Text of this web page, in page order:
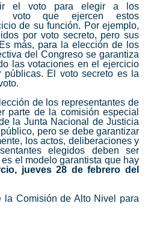
el voto para elegir a los
voto que ejercen estos
de su función. Por ejemplo,
por voto secreto, pero sus
más, para la elección de los
del Congreso se garantiza
las votaciones en el ejercicio
públicas. El voto secreto es la
de los representantes de
parte de la comisión especial
la Junta Nacional de Justicia
pero se debe garantizar
los actos, deliberaciones y
elegidos deben ser
el modelo garantista que hay
jueves 28 de febrero del
la Comisión de Alto Nivel para